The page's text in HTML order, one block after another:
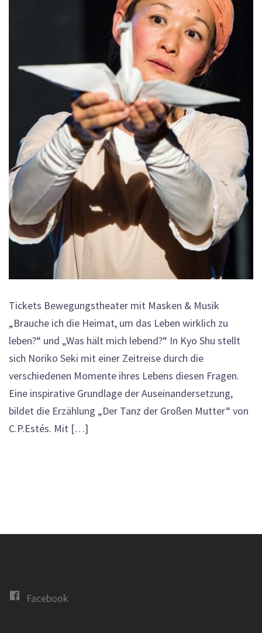
Tickets Bewegungstheater mit Masken & Musik
„Brauche ich die Heimat, um das Leben wirklich zu
leben?“ und „Was hält mich lebend?“ In Kyo Shu stellt
sich Noriko Seki mit einer Zeitreise durch die
verschiedenen Momente ihres Lebens diesen Fragen.
Eine inspirative Grundlage der Auseinandersetzung,
bildet die Erzählung „Der Tanz der Großen Mutter“ von
C.P.Estés. Mit […]
Facebook